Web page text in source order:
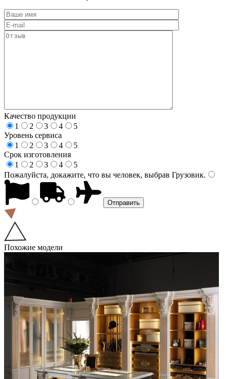
Качество продукции
1
2 3 4
5
Уровень сервиса
1
2 3 4
5
Срок изготовления
1
2 3 4
5
Пожалуйста, докажите, что вы человек, выбрав Грузовик.
Похожие модели